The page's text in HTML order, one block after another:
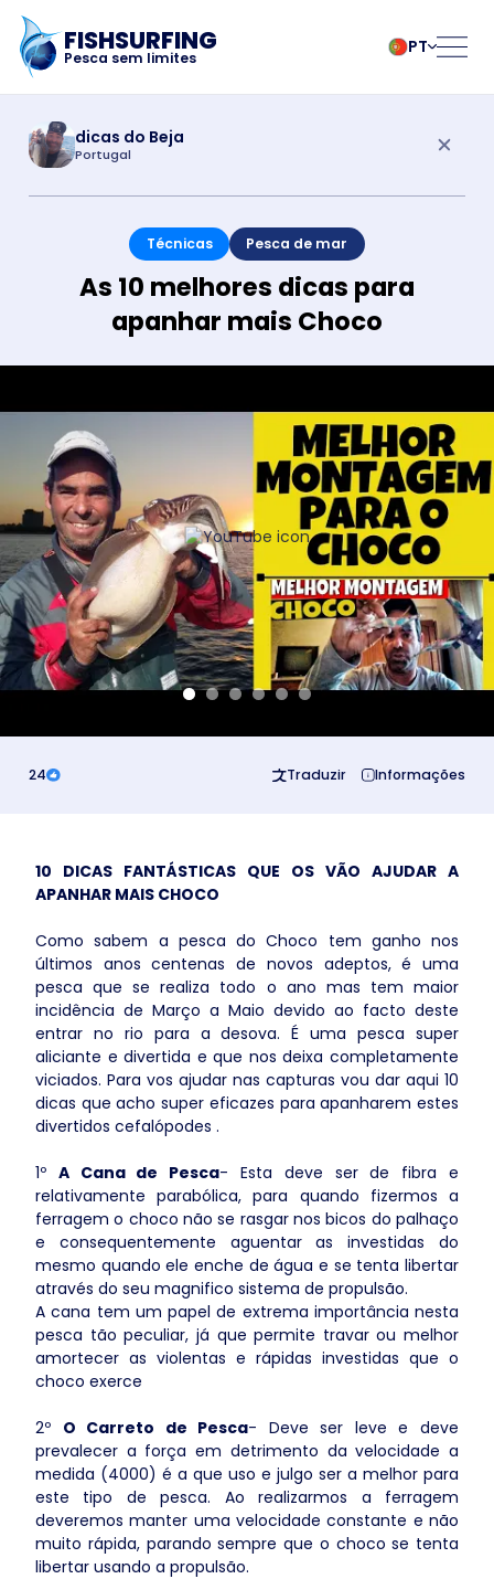
FISHSURFING
Pesca sem limites
PT
English
Italiano
Magyar
Pусский
Suomalainen
Svenska
Türk
Registo
Blogue
Sobre a aplicação
Fishsurfing
Business
dicas do Beja
Portugal
Técnicas Pesca de mar
As 10 melhores dicas para
apanhar mais Choco
24 Traduzir Informações
10 DICAS FANTÁSTICAS QUE OS VÃO AJUDAR A
APANHAR MAIS CHOCO
Como sabem a pesca do Choco tem ganho nos
últimos anos centenas de novos adeptos, é uma
pesca que se realiza todo o ano mas tem maior
incidência de Março a Maio devido ao facto deste
entrar no rio para a desova. É uma pesca super
aliciante e divertida e que nos deixa completamente
viciados. Para vos ajudar nas capturas vou dar aqui 10
dicas que acho super eficazes para apanharem estes
divertidos cefalópodes .
1º A Cana de Pesca- Esta deve ser de fibra e
relativamente parabólica, para quando fizermos a
ferragem o choco não se rasgar nos bicos do palhaço
e consequentemente aguentar as investidas do
mesmo quando ele enche de água e se tenta libertar
através do seu magnifico sistema de propulsão.
A cana tem um papel de extrema importância nesta
pesca tão peculiar, já que permite travar ou melhor
amortecer as violentas e rápidas investidas que o
choco exerce
2º O Carreto de Pesca- Deve ser leve e deve
prevalecer a força em detrimento da velocidade a
medida (4000) é a que uso e julgo ser a melhor para
este tipo de pesca. Ao realizarmos a ferragem
deveremos manter uma velocidade constante e não
muito rápida, parando sempre que o choco se tenta
libertar usando a propulsão.